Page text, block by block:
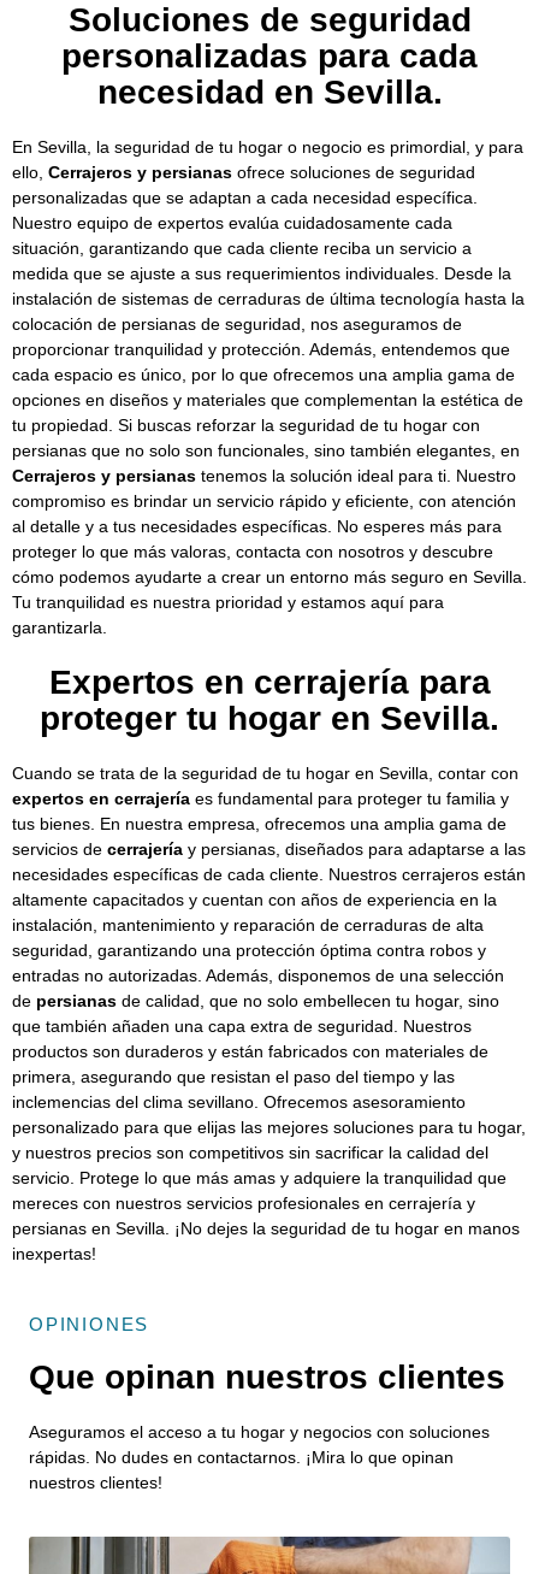
Soluciones de seguridad
personalizadas para cada
necesidad en Sevilla.
En Sevilla, la seguridad de tu hogar o negocio es primordial, y para
ello, Cerrajeros y persianas ofrece soluciones de seguridad
personalizadas que se adaptan a cada necesidad específica.
Nuestro equipo de expertos evalúa cuidadosamente cada
situación, garantizando que cada cliente reciba un servicio a
medida que se ajuste a sus requerimientos individuales. Desde la
instalación de sistemas de cerraduras de última tecnología hasta la
colocación de persianas de seguridad, nos aseguramos de
proporcionar tranquilidad y protección. Además, entendemos que
cada espacio es único, por lo que ofrecemos una amplia gama de
opciones en diseños y materiales que complementan la estética de
tu propiedad. Si buscas reforzar la seguridad de tu hogar con
persianas que no solo son funcionales, sino también elegantes, en
Cerrajeros y persianas tenemos la solución ideal para ti. Nuestro
compromiso es brindar un servicio rápido y eficiente, con atención
al detalle y a tus necesidades específicas. No esperes más para
proteger lo que más valoras, contacta con nosotros y descubre
cómo podemos ayudarte a crear un entorno más seguro en Sevilla.
Tu tranquilidad es nuestra prioridad y estamos aquí para
garantizarla.
Expertos en cerrajería para
proteger tu hogar en Sevilla.
Cuando se trata de la seguridad de tu hogar en Sevilla, contar con
expertos en cerrajería es fundamental para proteger tu familia y
tus bienes. En nuestra empresa, ofrecemos una amplia gama de
servicios de cerrajería y persianas, diseñados para adaptarse a las
necesidades específicas de cada cliente. Nuestros cerrajeros están
altamente capacitados y cuentan con años de experiencia en la
instalación, mantenimiento y reparación de cerraduras de alta
seguridad, garantizando una protección óptima contra robos y
entradas no autorizadas. Además, disponemos de una selección
de persianas de calidad, que no solo embellecen tu hogar, sino
que también añaden una capa extra de seguridad. Nuestros
productos son duraderos y están fabricados con materiales de
primera, asegurando que resistan el paso del tiempo y las
inclemencias del clima sevillano. Ofrecemos asesoramiento
personalizado para que elijas las mejores soluciones para tu hogar,
y nuestros precios son competitivos sin sacrificar la calidad del
servicio. Protege lo que más amas y adquiere la tranquilidad que
mereces con nuestros servicios profesionales en cerrajería y
persianas en Sevilla. ¡No dejes la seguridad de tu hogar en manos
inexpertas!
OPINIONES
Que opinan nuestros clientes
Aseguramos el acceso a tu hogar y negocios con soluciones
rápidas. No dudes en contactarnos. ¡Mira lo que opinan
nuestros clientes!